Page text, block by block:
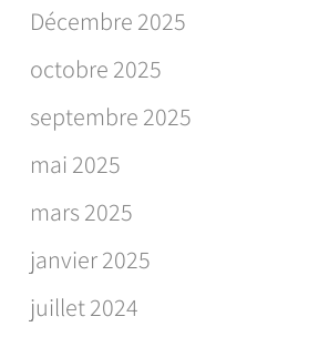
Décembre 2025
octobre 2025
septembre 2025
mai 2025
mars 2025
janvier 2025
juillet 2024